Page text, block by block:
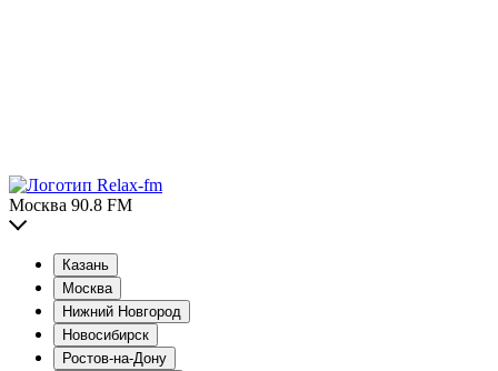
Москва 90.8 FM
Казань
Москва
Нижний Новгород
Новосибирск
Ростов-на-Дону